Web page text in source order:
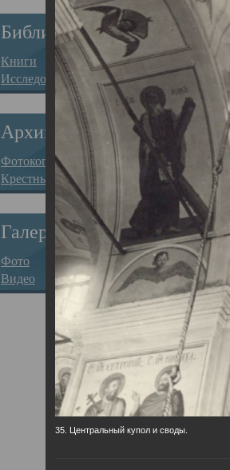
Библиотека
Книги
Исследования
Архив
Фотокопии дел
Крестные ходы
Галерея
Фото
Видео
35. Центральный купол и своды.